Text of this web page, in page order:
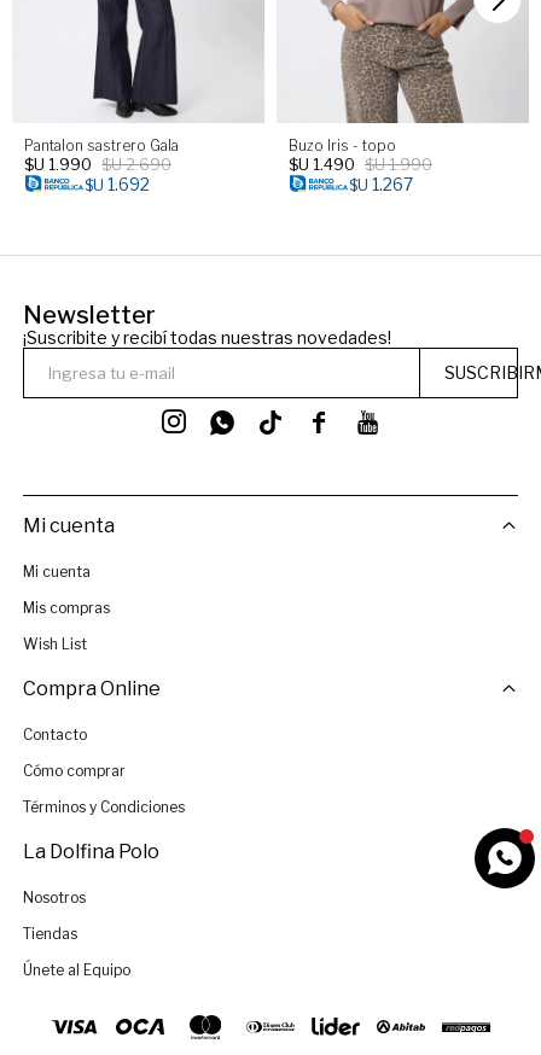
Pantalon sastrero Gala
$U 1.990 $U2.690
$U 1.692
Buzo Iris - topo
$U 1.490 $U1.990
$U 1.267
Newsletter
¡Suscribite y recibí todas nuestras novedades!
 
 
Mi cuenta
Mi cuenta
Mis compras
Wish List
Compra Online
Contacto
Cómo comprar
Términos y Condiciones
La Dolfina Polo
Nosotros
Tiendas
Únete al Equipo